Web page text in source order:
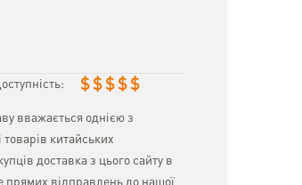
$ $ $ $ $
вважається однією з
китайських
доставка з цього сайту в